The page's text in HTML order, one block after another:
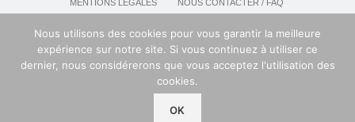
MENTIONS LÉGALES
NOUS CONTACTER / FAQ
POLITIQUE DE CONFIDENTIALITÉ
Espace professionel PEAU D'ANE
Nous utilisons des cookies pour vous garantir la meilleure
expérience sur notre site. Si vous continuez à utiliser ce
dernier, nous considérerons que vous acceptez l'utilisation des
cookies.
OK